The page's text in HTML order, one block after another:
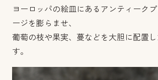
ヨーロッパの絵皿にあるアンティーク
ージを膨らませ、
葡萄の枝や果実、蔓などを大胆に配置
す。